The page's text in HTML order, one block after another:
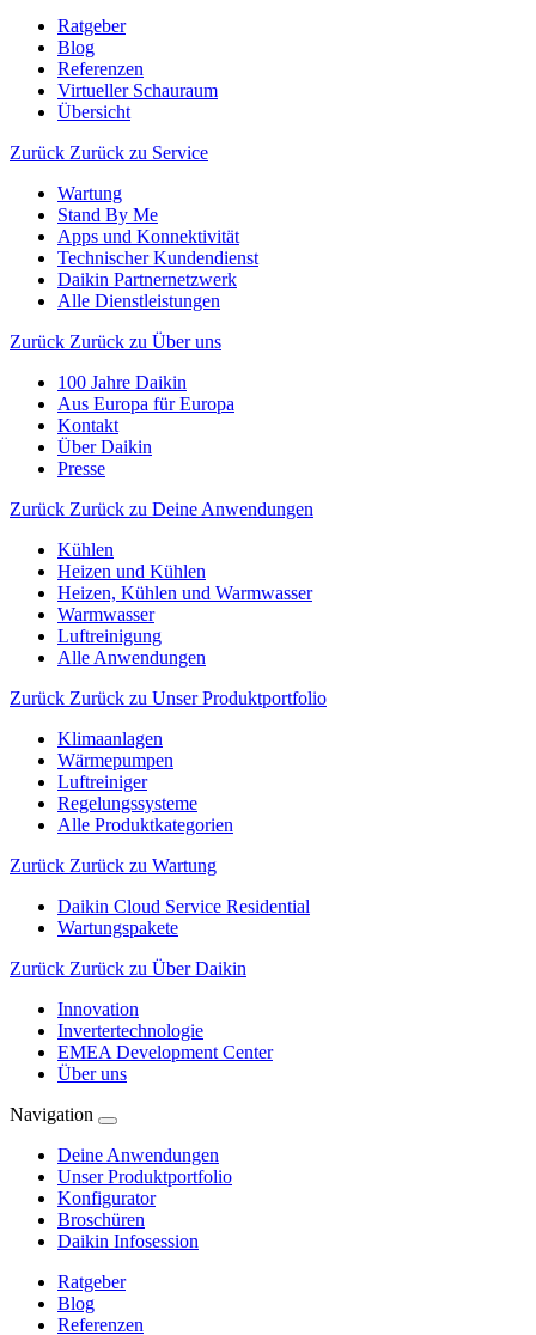
Ratgeber
Blog
Referenzen
Virtueller Schauraum
Übersicht
Zurück Zurück zu Service
Wartung
Stand By Me
Apps und Konnektivität
Technischer Kundendienst
Daikin Partnernetzwerk
Alle Dienstleistungen
Zurück Zurück zu Über uns
100 Jahre Daikin
Aus Europa für Europa
Kontakt
Über Daikin
Presse
Zurück Zurück zu Deine Anwendungen
Kühlen
Heizen und Kühlen
Heizen, Kühlen und Warmwasser
Warmwasser
Luftreinigung
Alle Anwendungen
Zurück Zurück zu Unser Produktportfolio
Klimaanlagen
Wärmepumpen
Luftreiniger
Regelungssysteme
Alle Produktkategorien
Zurück Zurück zu Wartung
Daikin Cloud Service Residential
Wartungspakete
Zurück Zurück zu Über Daikin
Innovation
Invertertechnologie
EMEA Development Center
Über uns
Navigation
Deine Anwendungen
Unser Produktportfolio
Konfigurator
Broschüren
Daikin Infosession
Ratgeber
Blog
Referenzen